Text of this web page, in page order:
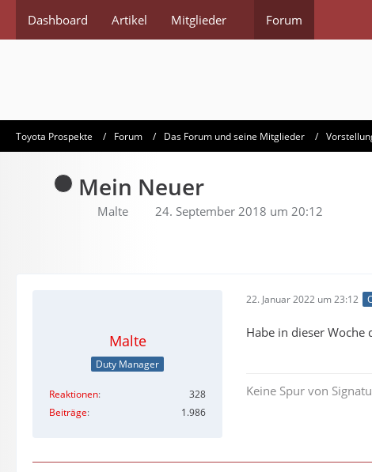
Dashboard Artikel Mitglieder Forum
Toyota Prospekte Forum Das Forum und seine Mitglieder
Mein Neuer
Malte 24. September 2018 um 20:12
Malte
Duty Manager
Reaktionen
328
Beiträge
1.986
22. Januar 2022 um 23:12
Habe in dieser
Keine Spur von